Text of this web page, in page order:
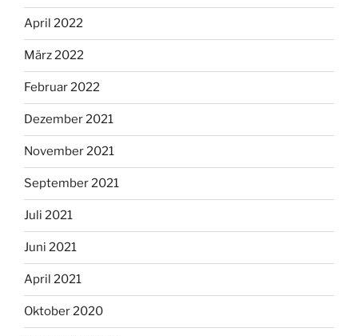
April 2022
März 2022
Februar 2022
Dezember 2021
November 2021
September 2021
Juli 2021
Juni 2021
April 2021
Oktober 2020